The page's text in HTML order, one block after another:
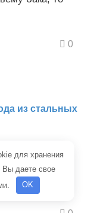
0
из стальных
труб,
для хранения
Вы даете свое
OK